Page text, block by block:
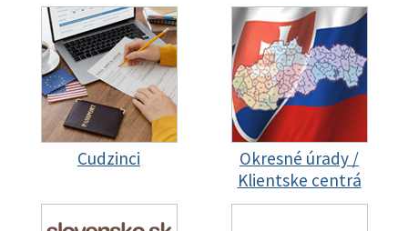
Cudzinci
Okresné úrady /
Klientske centrá